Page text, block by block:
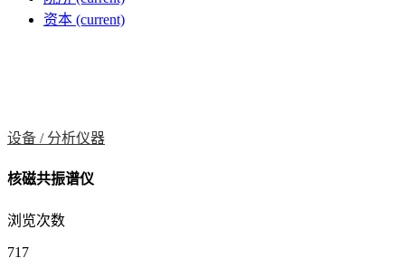
资本 (current)
设备 / 分析仪器
核磁共振谱仪
浏览次数
717